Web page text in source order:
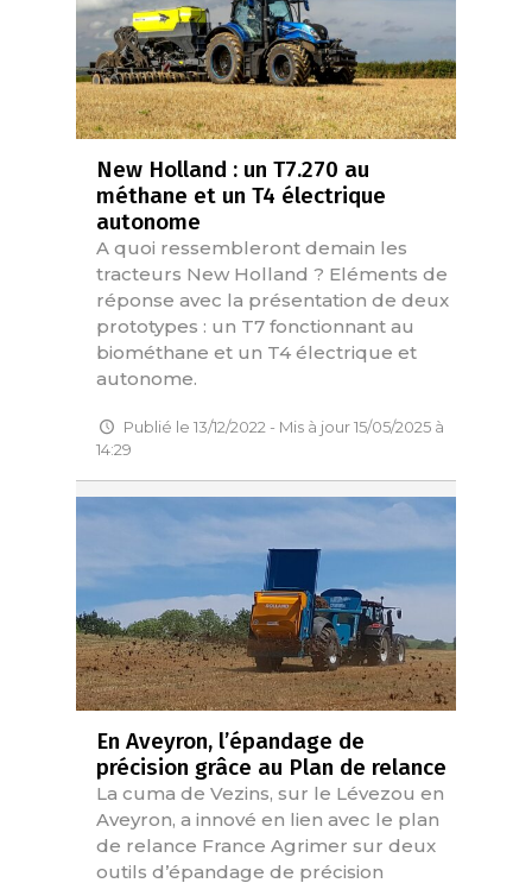
New Holland : un T7.270 au
méthane et un T4 électrique
autonome
A quoi ressembleront demain les
tracteurs New Holland ? Eléments de
réponse avec la présentation de deux
prototypes : un T7 fonctionnant au
biométhane et un T4 électrique et
autonome.
Publié le 13/12/2022 - Mis à jour 15/05/2025 à
14:29
En Aveyron, l’épandage de
précision grâce au Plan de relance
La cuma de Vezins, sur le Lévezou en
Aveyron, a innové en lien avec le plan
de relance France Agrimer sur deux
outils d’épandage de précision